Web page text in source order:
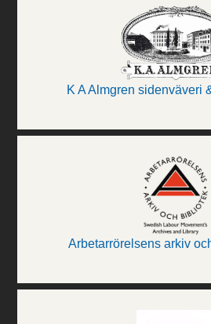
K A Almgren sidenväveri
Arbetarrörelsens arkiv